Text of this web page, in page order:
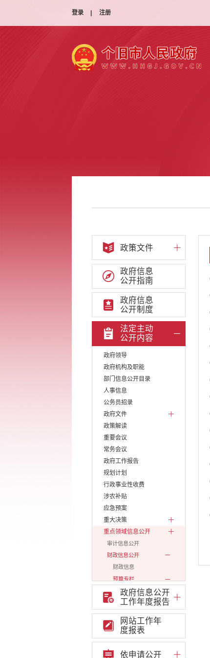
登录 注册
政策文件
政府信息
公开指南
政府信息
公开制度
法定主动
公开内容
政府领导
政府机构及职能
部门信息公开目录
人事信息
公务员招录
政府文件
政策解读
重要会议
常务会议
政府工作报告
规划计划
行政事业性收费
涉农补贴
应急预案
重大决策
重点领域信息公开
审计信息公开
财政信息公开
财政信息
预算专栏
市级一级单位
市级二级单位
2017年度
2018年度
2019年度
2020年度
政府信息公开
工作年度报告
网站工作年
度报表
依申请公开